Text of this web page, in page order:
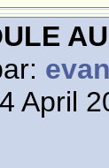
April